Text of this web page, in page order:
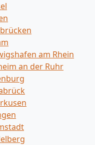
am Rhein
an der Ruhr